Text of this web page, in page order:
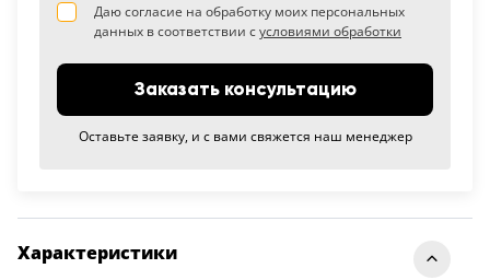
Даю согласие на обработку моих персональных
данных в соответствии сусловиями обработки
Заказать консультацию
Оставьте заявку, и с вами свяжется наш менеджер
Характеристики